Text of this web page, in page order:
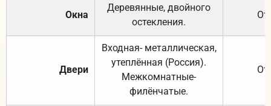
Окна
Деревянные, двойного
остекления.
Двери
Входная- металлическая,
утеплённая (Россия).
Межкомнатные-
филёнчатые.